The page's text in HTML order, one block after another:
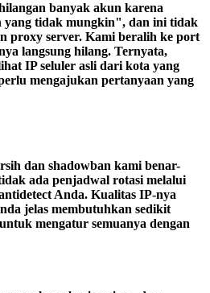
banyak akun karena
yang tidak mungkin", dan ini tidak
proxy server. Kami beralih ke port
langsung hilang. Ternyata,
IP seluler asli dari kota yang
mengajukan pertanyaan yang
dan shadowban kami benar-
ada penjadwal rotasi melalui
Anda. Kualitas IP-nya
jelas membutuhkan sedikit
mengatur semuanya dengan